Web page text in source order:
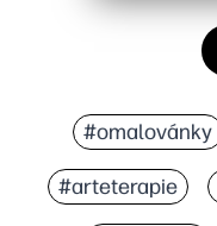
#omalovánky
#arteterapie